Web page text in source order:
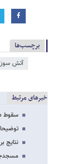
برچسب‌ها
آتش
خبرهای مرتبط
سقوط
توضیحات
نتایج